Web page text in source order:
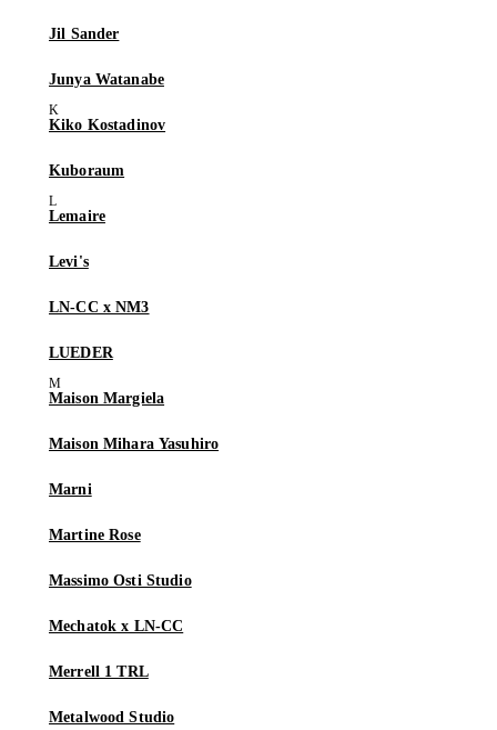
Jil Sander
Junya Watanabe
Kiko Kostadinov
Kuboraum
Lemaire
Levi's
LN-CC x NM3
LUEDER
Maison Margiela
Maison Mihara Yasuhiro
Marni
Martine Rose
Massimo Osti Studio
Mechatok x LN-CC
Merrell 1 TRL
Metalwood Studio